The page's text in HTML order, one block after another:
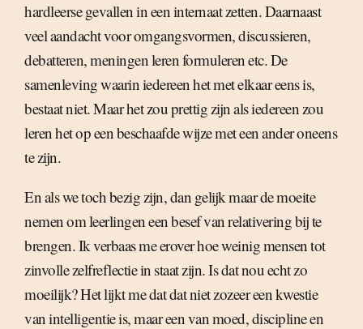
hardleerse gevallen in een internaat zetten. Daarnaast
veel aandacht voor omgangsvormen, discussieren,
debatteren, meningen leren formuleren etc. De
samenleving waarin iedereen het met elkaar eens is,
bestaat niet. Maar het zou prettig zijn als iedereen zou
leren het op een beschaafde wijze met een ander oneens
te zijn.
En als we toch bezig zijn, dan gelijk maar de moeite
nemen om leerlingen een besef van relativering bij te
brengen. Ik verbaas me erover hoe weinig mensen tot
zinvolle zelfreflectie in staat zijn. Is dat nou echt zo
moeilijk? Het lijkt me dat dat niet zozeer een kwestie
van intelligentie is, maar een van moed, discipline en